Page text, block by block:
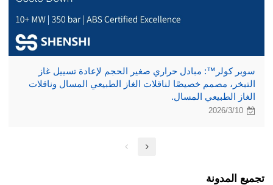
سوبر كولر™: مبادل حراري صغير الحجم لإعادة تسييل غاز
التبخر، مصمم خصيصًا لناقلات الغاز الطبيعي المسال وناقلات
الغاز الطبيعي المسال.
2026/3/10
تجميع المدونة